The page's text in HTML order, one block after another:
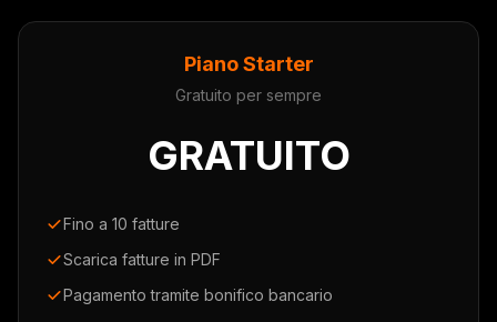
Piano Starter
Gratuito per sempre
GRATUITO
Fino a 10 fatture
Scarica fatture in PDF
Pagamento tramite bonifico bancario